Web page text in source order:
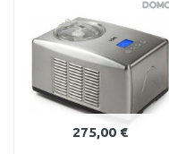
275,00 €